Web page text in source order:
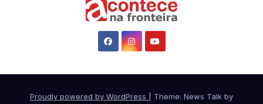
Proudly powered by WordPress Theme: News Talk by